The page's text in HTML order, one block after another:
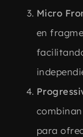
Micro
en
para